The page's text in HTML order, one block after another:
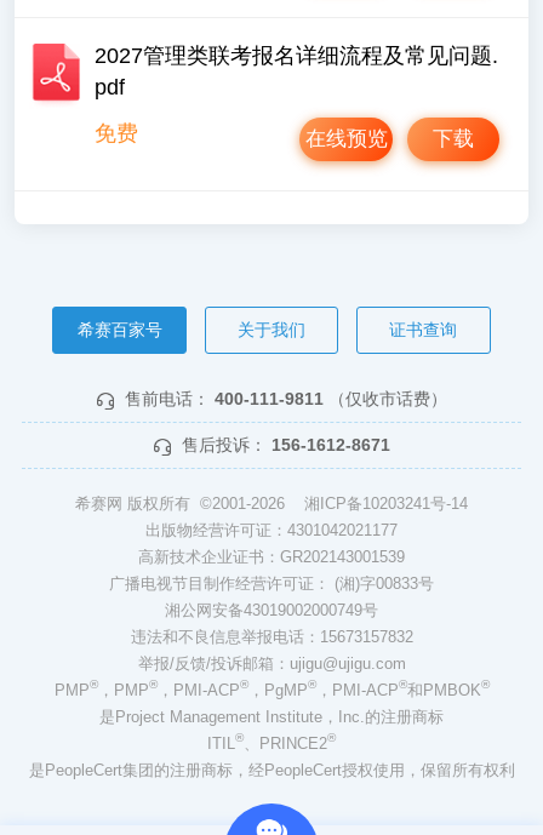
2027管理类联考报名详细流程及常见问题.
pdf
免费
下载
在线预览
希赛百家号 关于我们 证书查询
售前电话： 400-111-9811 （仅收市话费）
售后投诉： 156-1612-8671
希赛网 版权所有 ©2001-2026 湘ICP备10203241号-14
出版物经营许可证：4301042021177
高新技术企业证书：GR202143001539
广播电视节目制作经营许可证： (湘)字00833号
湘公网安备43019002000749号
违法和不良信息举报电话：15673157832
举报/反馈/投诉邮箱：ujigu@ujigu.com
PMP®，PMP®，PMI-ACP®，PgMP®，PMI-ACP®和PMBOK®
是Project Management Institute，Inc.的注册商标
ITIL®、PRINCE2®
是PeopleCert集团的注册商标，经PeopleCert授权使用，保留所有权利